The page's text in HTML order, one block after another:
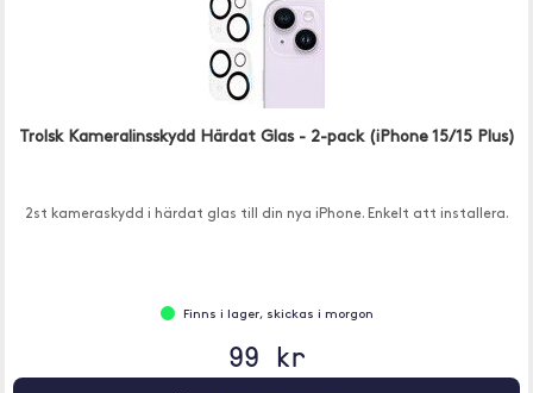
Trolsk Kameralinsskydd Härdat Glas - 2-pack (iPhone 15/15 Plus)
2st kameraskydd i härdat glas till din nya iPhone. Enkelt att installera.
Finns i lager, skickas i morgon
99 kr